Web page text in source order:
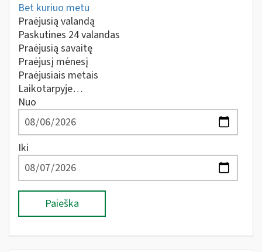
Bet kuriuo metu
Praėjusią valandą
Paskutines 24 valandas
Praėjusią savaitę
Praėjusį mėnesį
Praėjusiais metais
Laikotarpyje…
Nuo
Iki
Paieška